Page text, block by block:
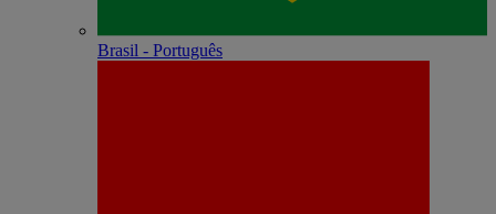
Brasil - Português